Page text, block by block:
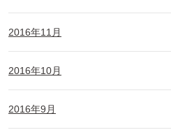
2016年11月
2016年10月
2016年9月